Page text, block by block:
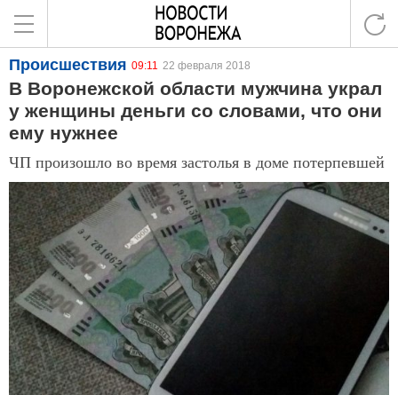
Происшествия 09:11 22 февраля 2018
В Воронежской области мужчина украл
у женщины деньги со словами, что они
ему нужнее
ЧП произошло во время застолья в доме потерпевшей